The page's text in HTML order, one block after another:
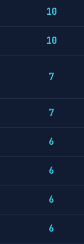
10
10
7
7
6
6
6
6